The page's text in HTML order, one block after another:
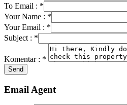
To Email : *
Your Name : *
Your Email : *
Subject : *
Komentar : *
Email Agent